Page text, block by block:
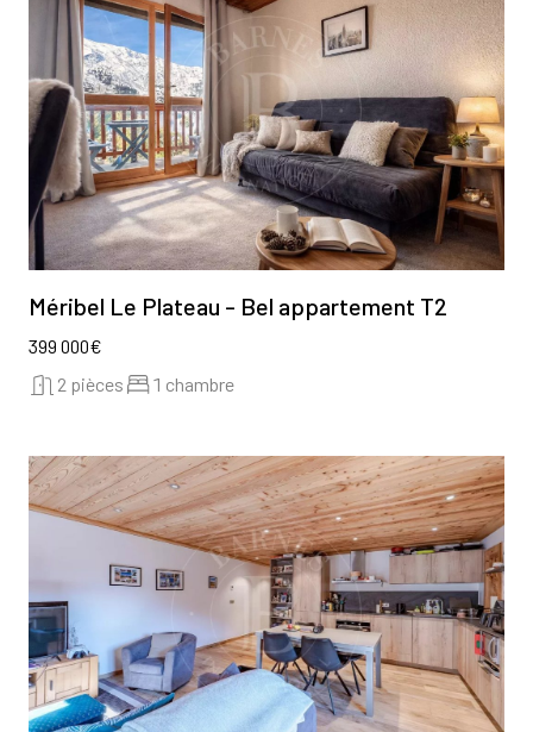
Méribel Le Plateau - Bel appartement T2
399 000€
2 pièces
1 chambre